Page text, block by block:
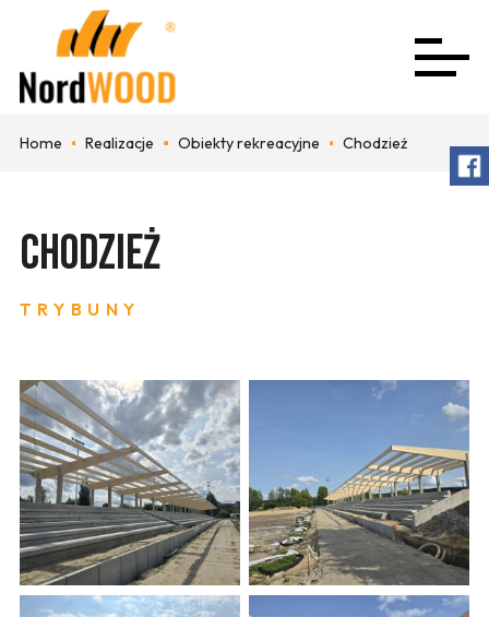
Home Realizacje Obiekty rekreacyjne Chodzież
Chodzież
TRYBUNY